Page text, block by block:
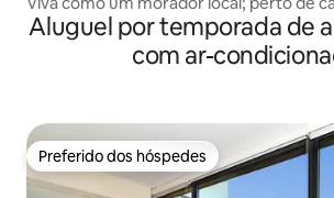
Haleakala
Aluguel por temporada de
com ar-
Preferido dos hóspedes
Preferido dos hóspedes